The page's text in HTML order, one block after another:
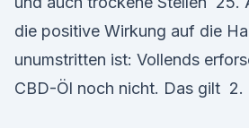
die positive Wirkung auf die
unumstritten ist: Vollends
CBD-Öl noch nicht. Das gilt 2.